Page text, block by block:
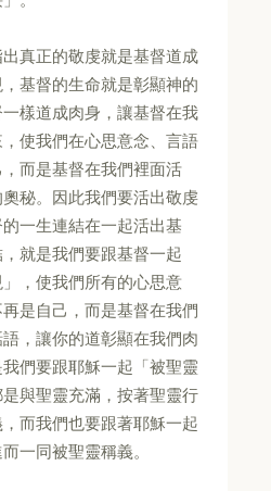
真正的敬虔就是基督道成
基督的生命就是彰顯神的
樣道成肉身，讓基督在我
使我們在心思意念、言語
而是基督在我們裡面活
秘。因此我們要活出敬虔
一生連結在一起活出基
就是我們要跟基督一起
」，使我們所有的心思意
是自己，而是基督在我們
，讓你的道彰顯在我們肉
們要跟耶穌一起「被聖靈
與聖靈充滿，按著聖靈行
而我們也要跟著耶穌一起
一同被聖靈稱義。